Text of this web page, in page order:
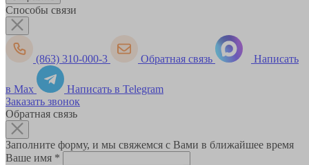
Способы связи
(863) 310-000-3 Обратная связь Написать
в Max
Написать в Telegram
Заказать звонок
Обратная связь
Заполните форму, и мы свяжемся с Вами в ближайшее время
Ваше имя *